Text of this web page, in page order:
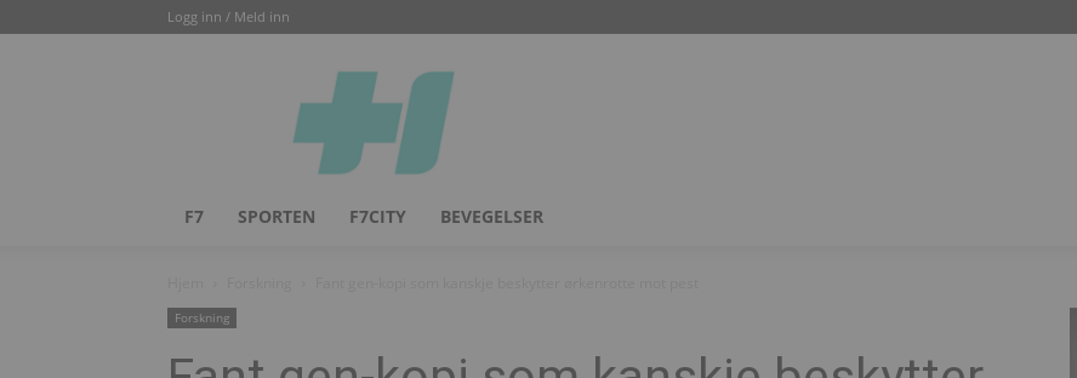
Logg inn / Meld inn
Helsesjefen
F7 SPORTEN F7CITY BEVEGELSER
Forskning